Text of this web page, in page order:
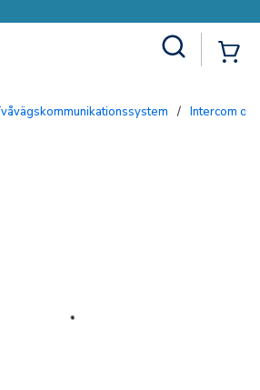
Tvåvägskommunikationssystem / Intercom